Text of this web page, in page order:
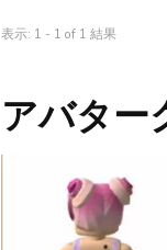
表示: 1 - 1 of 1 結果
アバター